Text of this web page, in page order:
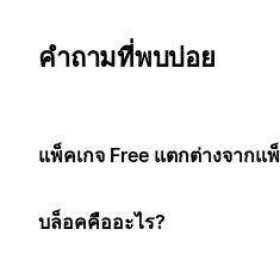
คำถามที่พบบ่อย
แพ็คเกจ Free แตกต่างจากแ
บล็อคคืออะไร?